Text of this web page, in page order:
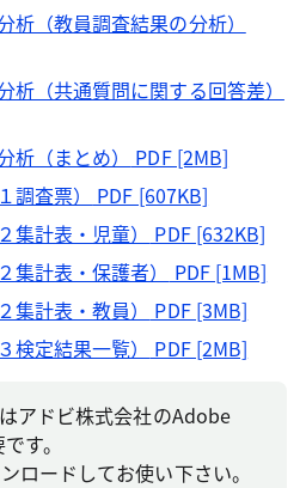
（教員調査結果の分析）
（共通質問に関する回答差）
（まとめ）
PDF [2MB]
査票）
PDF [607KB]
計表・児童）
PDF [632KB]
計表・保護者）
PDF [1MB]
計表・教員）
PDF [3MB]
定結果一覧）
PDF [2MB]
アドビ株式会社のAdobe
す。
ロードしてお使い下さい。